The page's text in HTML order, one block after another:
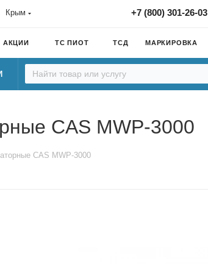
Крым +7 (800) 301-26-03
АКЦИИ ТС ПИОТ ТСД МАРКИРОВКА
CAS MWP-3000
CAS MWP-3000